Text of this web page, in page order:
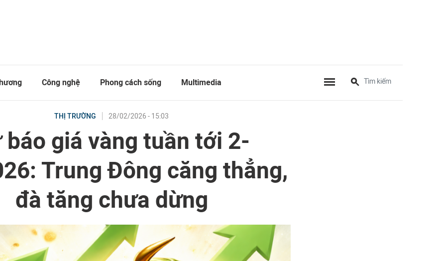
Công nghệ Phong cách sống Multimedia
THỊ TRƯỜNG 28/02/2026 - 15:03
báo giá vàng tuần tới 2-
Trung Đông căng thẳng,
đà tăng chưa dừng